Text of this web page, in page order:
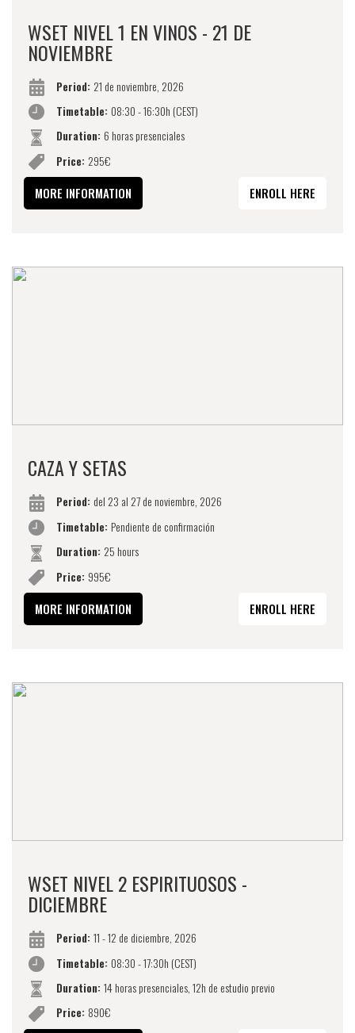
WSET NIVEL 1 EN VINOS - 21 DE
NOVIEMBRE
Period: 21 de noviembre, 2026
Timetable: 08:30 - 16:30h (CEST)
Duration: 6 horas presenciales
Price: 295€
MORE INFORMATION ENROLL HERE
CAZA Y SETAS
Period: del 23 al 27 de noviembre, 2026
Timetable: Pendiente de confirmación
Duration: 25 hours
Price: 995€
MORE INFORMATION ENROLL HERE
WSET NIVEL 2 ESPIRITUOSOS -
DICIEMBRE
Period: 11 - 12 de diciembre, 2026
Timetable: 08:30 - 17:30h (CEST)
Duration: 14 horas presenciales, 12h de estudio previo
Price: 890€